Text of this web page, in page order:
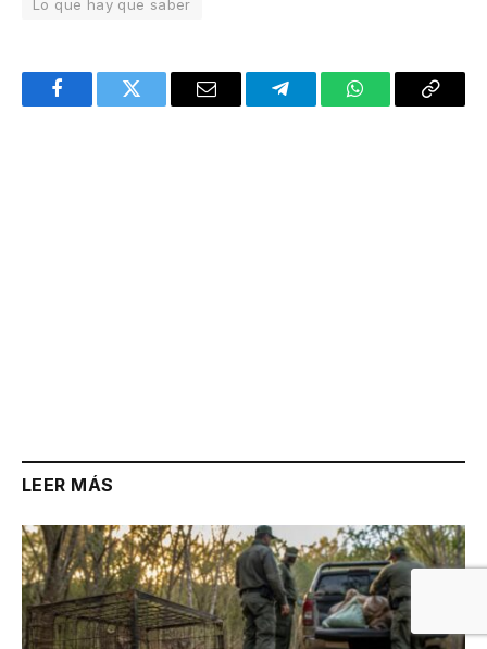
Lo que hay que saber
FacebookTwitter Email TelegramWhatsAppCopy
LEER MÁS